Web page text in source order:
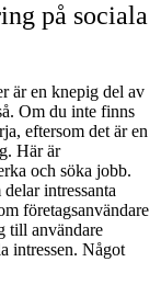
på sociala
är en knepig del av
Om du inte finns
eftersom det är en
Här är
och söka jobb.
intressanta
företagsanvändare
till användare
intressen. Något